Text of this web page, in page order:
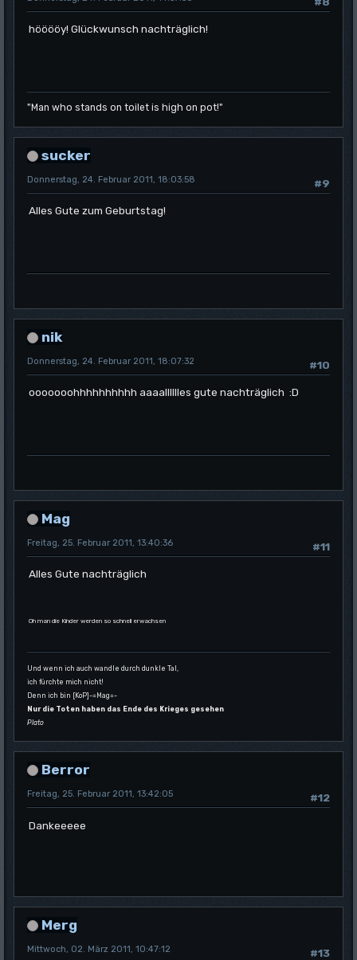
hööööy! Glückwunsch nachträglich!
"Man who stands on toilet is high on pot!"
sucker
#9
Donnerstag, 24. Februar 2011, 18:03:58
Alles Gute zum Geburtstag!
nik
#10
Donnerstag, 24. Februar 2011, 18:07:32
ooooooohhhhhhhhhh aaaalllllles gute nachträglich :D
Mag
#11
Freitag, 25. Februar 2011, 13:40:36
Alles Gute nachträglich
Oh man die Kinder werden so schnell erwachsen
Und wenn ich auch wandle durch dunkle Tal,
ich fürchte mich nicht!
Denn ich bin [KoP]-=Mag=-
Nur die Toten haben das Ende des Krieges gesehen
Plato
Berror
#12
Freitag, 25. Februar 2011, 13:42:05
Dankeeeee
Merg
#13
Mittwoch, 02. März 2011, 10:47:12